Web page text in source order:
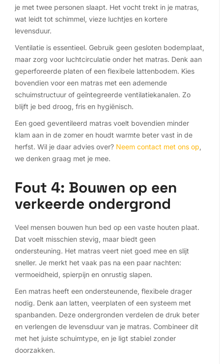
je met twee personen slaapt. Het vocht trekt in je matras,
wat leidt tot schimmel, vieze luchtjes en kortere
levensduur.
Ventilatie is essentieel. Gebruik geen gesloten bodemplaat,
maar zorg voor luchtcirculatie onder het matras. Denk aan
geperforeerde platen of een flexibele lattenbodem. Kies
bovendien voor een matras met een ademende
schuimstructuur of geïntegreerde ventilatiekanalen. Zo
blijft je bed droog, fris en hygiënisch.
Een goed geventileerd matras voelt bovendien minder
klam aan in de zomer en houdt warmte beter vast in de
herfst. Wil je daar advies over? Neem contact met ons op,
we denken graag met je mee.
Fout 4: Bouwen op een
verkeerde ondergrond
Veel mensen bouwen hun bed op een vaste houten plaat.
Dat voelt misschien stevig, maar biedt geen
ondersteuning. Het matras veert niet goed mee en slijt
sneller. Je merkt het vaak pas na een paar nachten:
vermoeidheid, spierpijn en onrustig slapen.
Een matras heeft een ondersteunende, flexibele drager
nodig. Denk aan latten, veerplaten of een systeem met
spanbanden. Deze ondergronden verdelen de druk beter
en verlengen de levensduur van je matras. Combineer dit
met het juiste schuimtype, en je ligt stabiel zonder
doorzakken.